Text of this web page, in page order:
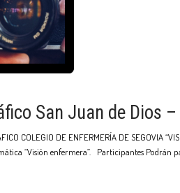
San Juan de Dios
COLEGIO DE ENFERMERÍA DE
“Visión enfermera”. Participantes Podrán